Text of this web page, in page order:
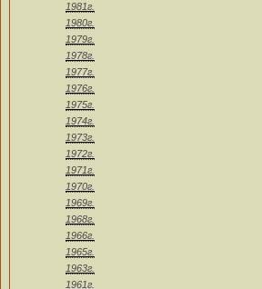
1981г.
1980г.
1979г.
1978г.
1977г.
1976г.
1975г.
1974г.
1973г.
1972г.
1971г.
1970г.
1969г.
1968г.
1966г.
1965г.
1963г.
1961г.